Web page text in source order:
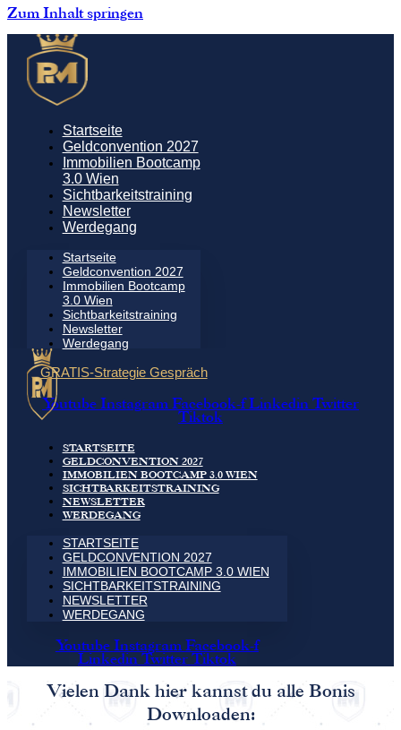
Zum Inhalt springen
Startseite
Geldconvention 2027
Immobilien Bootcamp
3.0 Wien
Sichtbarkeitstraining
Newsletter
Werdegang
Startseite
Geldconvention 2027
Immobilien Bootcamp
3.0 Wien
Sichtbarkeitstraining
Newsletter
Werdegang
GRATIS-Strategie Gespräch
Youtube Instagram Facebook-f Linkedin Twitter
Tiktok
STARTSEITE
GELDCONVENTION 2027
IMMOBILIEN BOOTCAMP 3.0 WIEN
SICHTBARKEITSTRAINING
NEWSLETTER
WERDEGANG
STARTSEITE
GELDCONVENTION 2027
IMMOBILIEN BOOTCAMP 3.0 WIEN
SICHTBARKEITSTRAINING
NEWSLETTER
WERDEGANG
Youtube Instagram Facebook-f
Linkedin Twitter Tiktok
Vielen Dank hier kannst du alle Bonis
Downloaden: